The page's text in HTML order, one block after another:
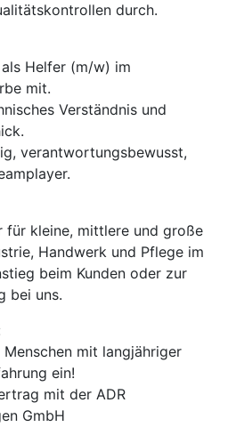
durch.
Helfer (m/w) im
mit.
Verständnis und
verantwortungsbewusst,
für kleine, mittlere und große
Handwerk und Pflege im
beim Kunden oder zur
bei uns.
mit langjähriger
ein!
mit der ADR
GmbH